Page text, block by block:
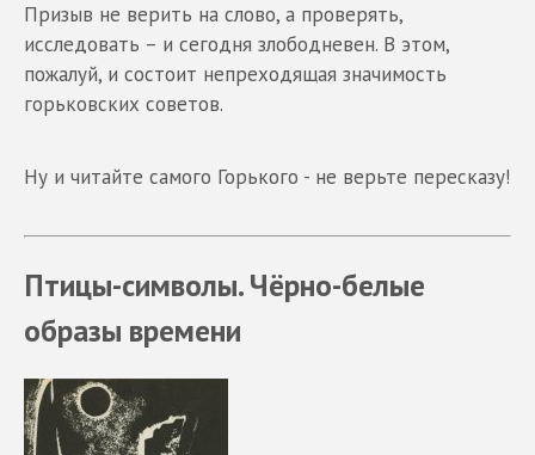
Призыв не верить на слово, а проверять,
исследовать – и сегодня злободневен. В этом,
пожалуй, и состоит непреходящая значимость
горьковских советов.
Ну и читайте самого Горького - не верьте пересказу!
Птицы-символы. Чёрно-белые
образы времени